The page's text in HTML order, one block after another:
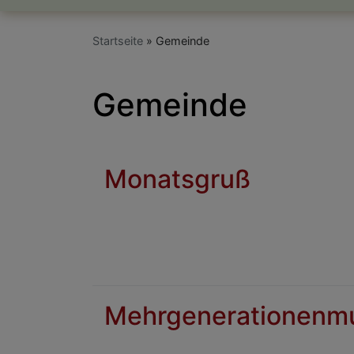
Startseite Gemeinde
Gemeinde
Monatsgruß